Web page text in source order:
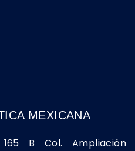
MEXICANA
B Col. Ampliación